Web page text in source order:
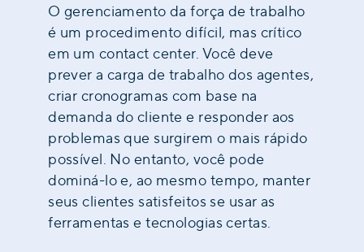
O gerenciamento da força de trabalho
é um procedimento difícil, mas crítico
em um contact center. Você deve
prever a carga de trabalho dos agentes,
criar cronogramas com base na
demanda do cliente e responder aos
problemas que surgirem o mais rápido
possível. No entanto, você pode
dominá-lo e, ao mesmo tempo, manter
seus clientes satisfeitos se usar as
ferramentas e tecnologias certas.